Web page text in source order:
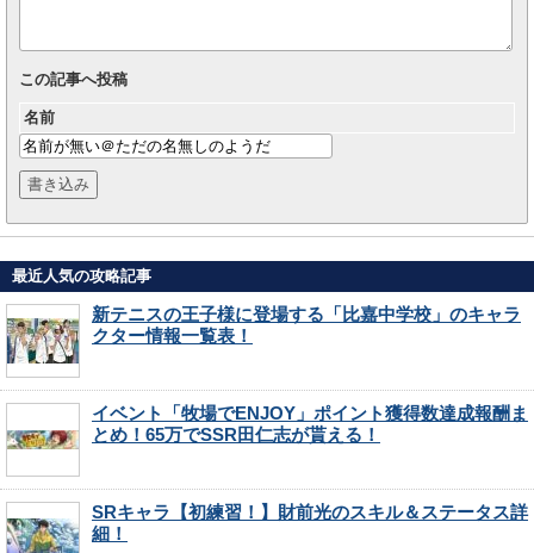
この記事へ投稿
名前
最近人気の攻略記事
新テニスの王子様に登場する「比嘉中学校」のキャラ
クター情報一覧表！
イベント「牧場でENJOY」ポイント獲得数達成報酬ま
とめ！65万でSSR田仁志が貰える！
SRキャラ【初練習！】財前光のスキル＆ステータス詳
細！